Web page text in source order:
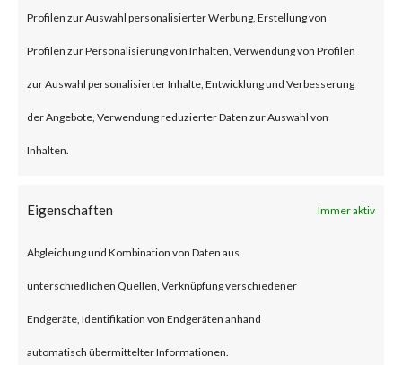
Profilen zur Auswahl personalisierter Werbung, Erstellung von
Profilen zur Personalisierung von Inhalten, Verwendung von Profilen
zur Auswahl personalisierter Inhalte, Entwicklung und Verbesserung
der Angebote, Verwendung reduzierter Daten zur Auswahl von
Inhalten.
Eigenschaften Immer aktiv
Abgleichung und Kombination von Daten aus
unterschiedlichen Quellen, Verknüpfung verschiedener
Endgeräte, Identifikation von Endgeräten anhand
automatisch übermittelter Informationen.
passwords.
The Horse Shell backdoor is
capable of performing variety
of tasks such as collecting
system information and sending
(C2) servers, as well as – upload,
download, create and delete
files, and enumerate directories.